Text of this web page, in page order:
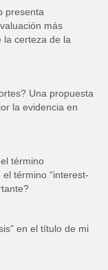
presenta
más
la certeza de la
Una propuesta
la evidencia en
término
término “interest-
en el título de mi